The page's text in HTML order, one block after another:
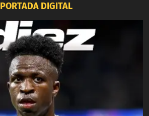
PORTADA DIGITAL